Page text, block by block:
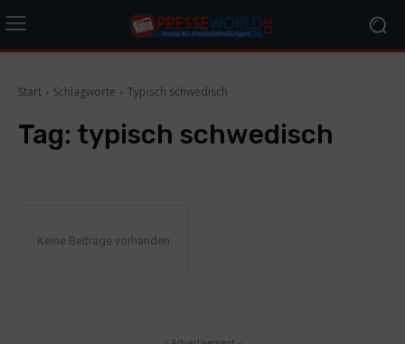
Start Schlagworte Typisch schwedisch
Tag: typisch schwedisch
Keine Beiträge vorhanden